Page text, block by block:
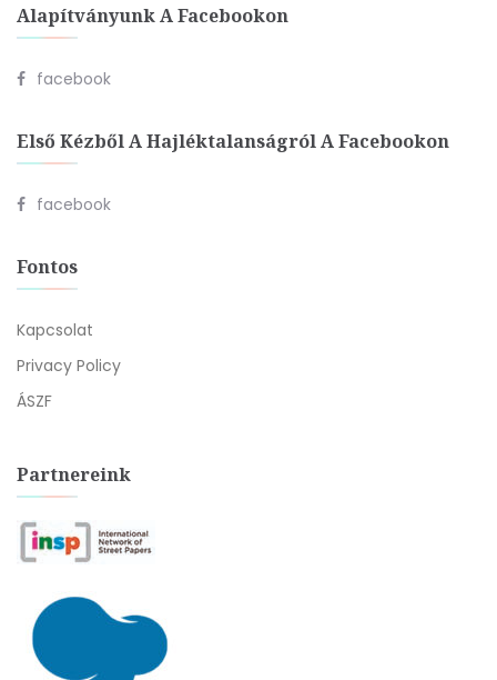
Alapítványunk A Facebookon
facebook
Első Kézből A Hajléktalanságról A Facebookon
facebook
Fontos
Kapcsolat
Privacy Policy
ÁSZF
Partnereink